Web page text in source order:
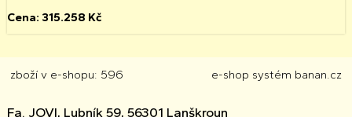
Cena: 315.258 Kč
zboží v e-shopu: 596 e-shop systém banan.cz
Fa. JOVI, Lubník 59, 56301 Lanškroun